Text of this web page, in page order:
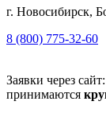
г. Новосибирск,
8 (800) 775-32-60
Заявки через сайт:
принимаются